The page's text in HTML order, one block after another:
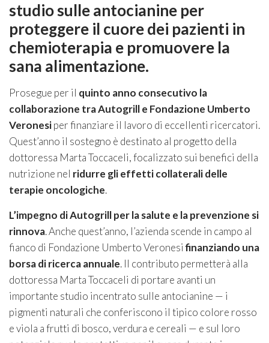
studio sulle antocianine per
proteggere il cuore dei pazienti in
chemioterapia e promuovere la
sana alimentazione.
Prosegue per il quinto anno consecutivo la
collaborazione tra Autogrill e Fondazione Umberto
Veronesiper finanziare il lavoro di eccellenti ricercatori.
Quest’anno il sostegno è destinato al progetto della
dottoressa Marta Toccaceli, focalizzato sui benefici della
nutrizione nel ridurre gli effetti collaterali delle
terapie oncologiche.
L’impegno di Autogrill per la salute e la prevenzione si
rinnova. Anche quest’anno, l’azienda scende in campo al
fianco di Fondazione Umberto Veronesifinanziando una
borsa di ricerca annuale. Il contributo permetterà alla
dottoressa Marta Toccaceli di portare avanti un
importante studio incentrato sulle antocianine — i
pigmenti naturali che conferiscono il tipico colore rosso
e viola a frutti di bosco, verdura e cereali — e sul loro